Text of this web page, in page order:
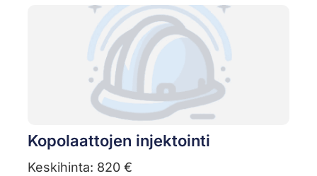
Kopolaattojen injektointi
Keskihinta: 820 €